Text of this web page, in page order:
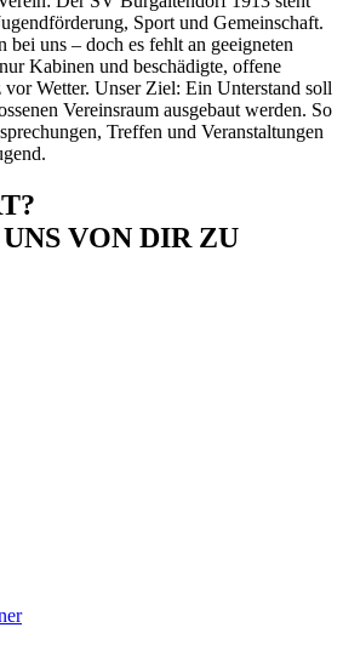
Sport und Gemeinschaft.
bei uns – doch es fehlt an geeigneten
Kabinen und beschädigte, offene
vor Wetter. Unser Ziel: Ein Unterstand soll
Vereinsraum ausgebaut werden. So
Treffen und Veranstaltungen
VON DIR ZU